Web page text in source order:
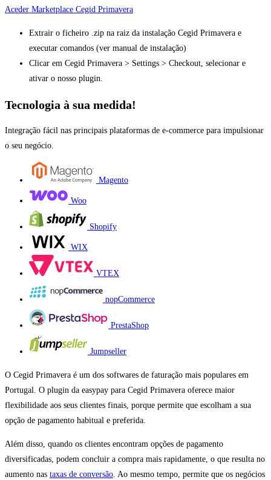
Aceder Marketplace Cegid Primavera
Extrair o ficheiro .zip na raiz da instalação Cegid Primavera e
executar comandos (ver manual de instalação)
Clicar em Cegid Primavera > Settings > Checkout, selecionar e
ativar o nosso plugin.
Tecnologia à sua medida!
Integração fácil nas principais plataformas de e-commerce para impulsionar
o seu negócio.
Magento
Woo
Shopify
WIX
VTEX
nopCommerce
PrestaShop
Jumpseller
O Cegid Primavera é um dos softwares de faturação mais populares em
Portugal. O plugin da easypay para Cegid Primavera oferece maior
flexibilidade aos seus clientes finais, porque permite que escolham a sua
opção de pagamento habitual e preferida.
Além disso, quando os clientes encontram opções de pagamento
diversificadas, podem concluir a compra mais rapidamente, o que resulta no
aumento nas taxas de conversão. Ao mesmo tempo, permite que os negócios